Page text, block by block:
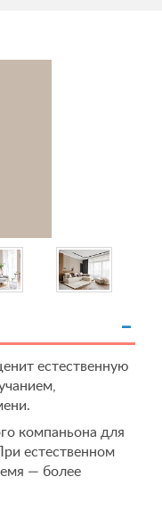
естественную
компаньона для
естественном
— более